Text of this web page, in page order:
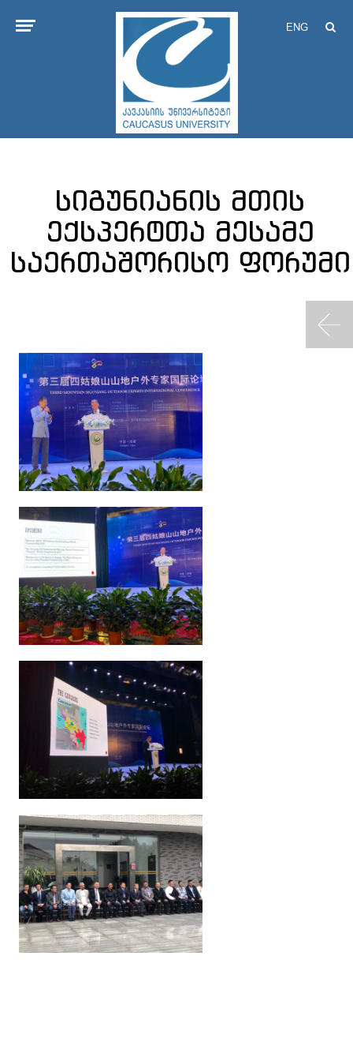
ENG
სიგუნიანის მთის
ექსპერტთა მესამე
საერთაშორისო ფორუმი